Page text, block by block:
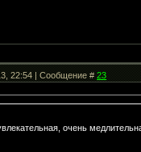
22:54 | Сообщение #23
очень